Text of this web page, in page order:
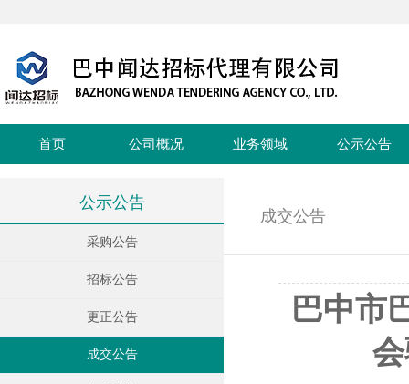
首页 公司概况 业务领域 公示公告
公示公告
采购公告
招标公告
更正公告
成交公告
成交公告
巴中市